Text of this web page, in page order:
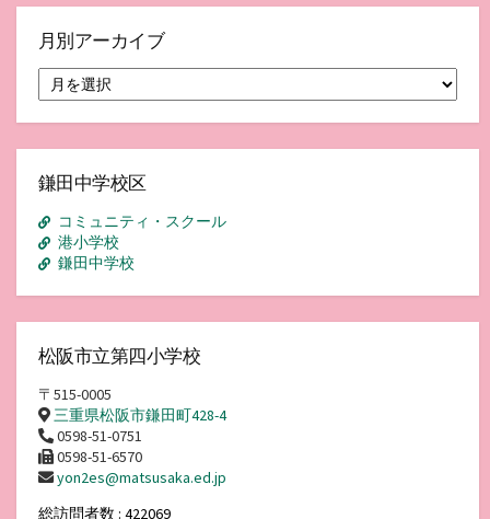
月別アーカイブ
別
ア
イ
鎌田中学校区
コミュニティ・スクール
港小学校
鎌田中学校
松阪市立第四小学校
〒515-0005
三重県松阪市鎌田町428-4
0598-51-0751
0598-51-6570
yon2es@matsusaka.ed.jp
総訪問者数 : 422069